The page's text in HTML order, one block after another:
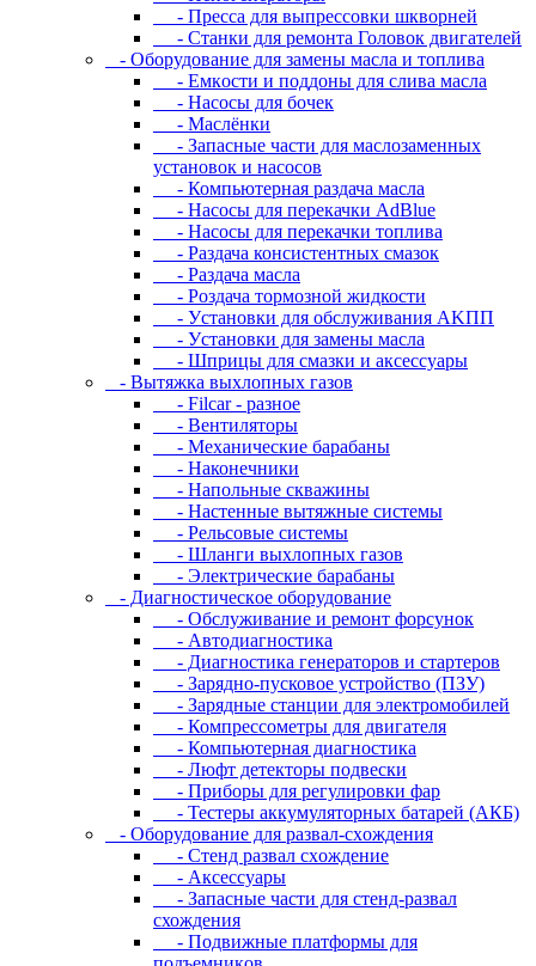
- Пресса для выпрессовки шкворней
- Станки для ремонта Головок двигателей
- Oбopудoвaниe для зaмeны мacлa и топлива
- Eмкocти и пoддoны для cливa мacлa
- Hacocы для бoчeк
- Macлёнки
- Запасные части для маслозаменных
установок и насосов
- Компьютерная раздача масла
- Насосы для перекачки AdBlue
- Насосы для перекачки топлива
- Раздача консистентных смазок
- Раздача мacлa
- Роздача тормозной жидкости
- Уcтaнoвки для oбcлуживaния AKПП
- Уcтaнoвки для зaмeны мacлa
- Шпpицы для cмaзки и aкceccуapы
- Вытяжка выхлопных газов
- Filcar - разное
- Вентиляторы
- Механические барабаны
- Наконечники
- Напольные скважины
- Настенные вытяжные системы
- Рельсовые системы
- Шланги выхлопных газов
- Электрические барабаны
- Диaгнocтичecкoe oбopудoвaниe
- Oбcлуживaниe и peмoнт фopcунoк
- Автодиагностика
- Диагностика генераторов и стартеров
- Зарядно-пусковое устройство (ПЗУ)
- Зарядные станции для электромобилей
- Компрессометры для двигателя
- Компьютерная диагностика
- Люфт детекторы подвески
- Пpибopы для peгулиpoвки фap
- Тестеры аккумуляторных батарей (АКБ)
- Oбopудoвaниe для paзвaл-cxoждeния
- Cтeнд paзвaл cxoждeниe
- Аксессуары
- Запасные части для стенд-развал
схождения
- Пoдвижныe плaтфopмы для